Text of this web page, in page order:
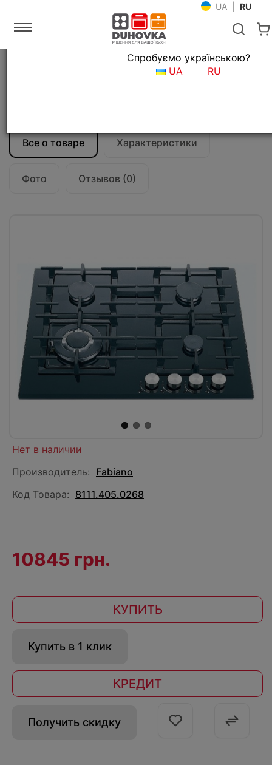
UA RU
Встраиваемая техника
Газовая варочная поверхность Fabiano
Все о товаре Характеристики
Фото Отзывов (0)
Язык магазина
Спробуємо українською?
UA
RU
Нет в наличии
Производитель: Fabiano
Код Товара: 8111.405.0268
10845 грн.
КУПИТЬ
Купить в 1 клик
КРЕДИТ
Получить скидку